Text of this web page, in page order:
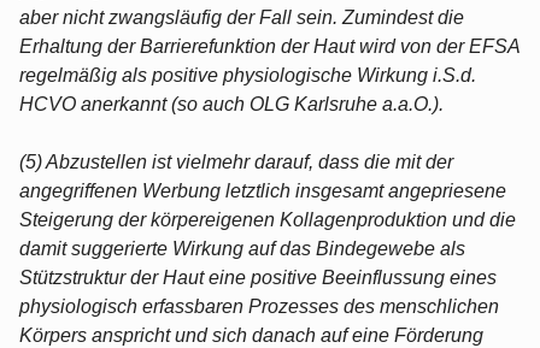
aber nicht zwangsläufig der Fall sein. Zumindest die
Erhaltung der Barrierefunktion der Haut wird von der EFSA
regelmäßig als positive physiologische Wirkung i.S.d.
HCVO anerkannt (so auch OLG Karlsruhe a.a.O.).
(5) Abzustellen ist vielmehr darauf, dass die mit der
angegriffenen Werbung letztlich insgesamt angepriesene
Steigerung der körpereigenen Kollagenproduktion und die
damit suggerierte Wirkung auf das Bindegewebe als
Stützstruktur der Haut eine positive Beeinflussung eines
physiologisch erfassbaren Prozesses des menschlichen
Körpers anspricht und sich danach auf eine Förderung